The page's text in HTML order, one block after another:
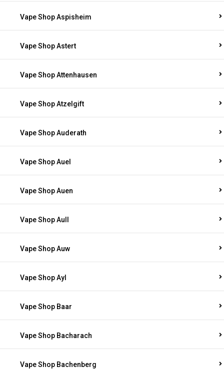
Vape Shop Aspisheim
Vape Shop Astert
Vape Shop Attenhausen
Vape Shop Atzelgift
Vape Shop Auderath
Vape Shop Auel
Vape Shop Auen
Vape Shop Aull
Vape Shop Auw
Vape Shop Ayl
Vape Shop Baar
Vape Shop Bacharach
Vape Shop Bachenberg